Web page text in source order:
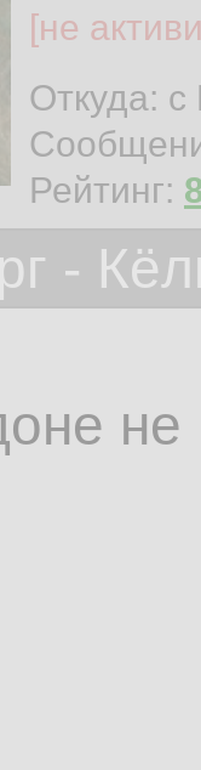
[не
Откуда: с
Рейтинг:
-
не